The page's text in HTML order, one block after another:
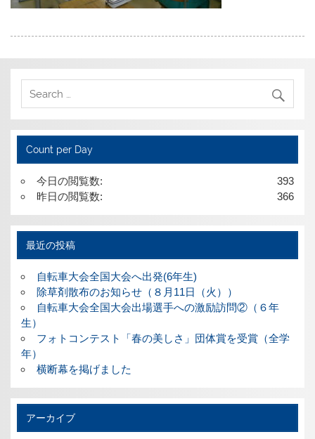
Count per Day
393
今日の閲覧数:
366
昨日の閲覧数:
最近の投稿
自転車大会全国大会へ出発(6年生)
除草剤散布のお知らせ（８月11日（火））
自転車大会全国大会出場選手への激励訪問②（６年
生）
フォトコンテスト「春の美しさ」団体賞を受賞（全学
年）
横断幕を掲げました
アーカイブ